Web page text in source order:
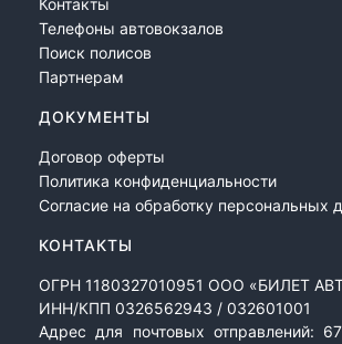
Контакты
Телефоны автовокзалов
Поиск полисов
Партнерам
ДОКУМЕНТЫ
Договор оферты
Политика конфиденциальности
Согласие на обработку персональных
КОНТАКТЫ
ОГРН 1180327010951 ООО «БИЛЕТ
ИНН/КПП 0326562943 / 032601001
Адрес для почтовых отправлений: